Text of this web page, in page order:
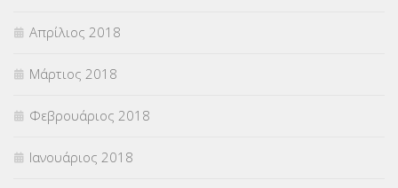
Απρίλιος 2018
Μάρτιος 2018
Φεβρουάριος 2018
Ιανουάριος 2018